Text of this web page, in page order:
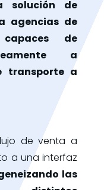
solución de
agencias de
de
a
transporte a
de venta a
a una interfaz
las